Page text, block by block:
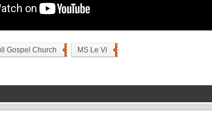
Gospel Church MS Le Vi